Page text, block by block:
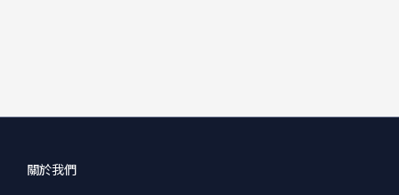
關於我們